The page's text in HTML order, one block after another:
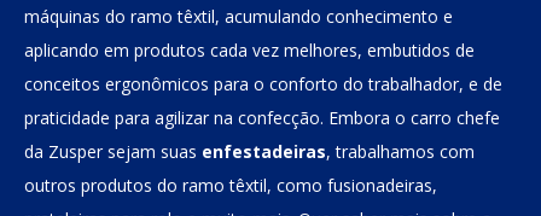
máquinas do ramo têxtil, acumulando conhecimento e
aplicando em produtos cada vez melhores, embutidos de
conceitos ergonômicos para o conforto do trabalhador, e de
praticidade para agilizar na confecção. Embora o carro chefe
da Zusper sejam suas enfestadeiras, trabalhamos com
outros produtos do ramo têxtil, como fusionadeiras,